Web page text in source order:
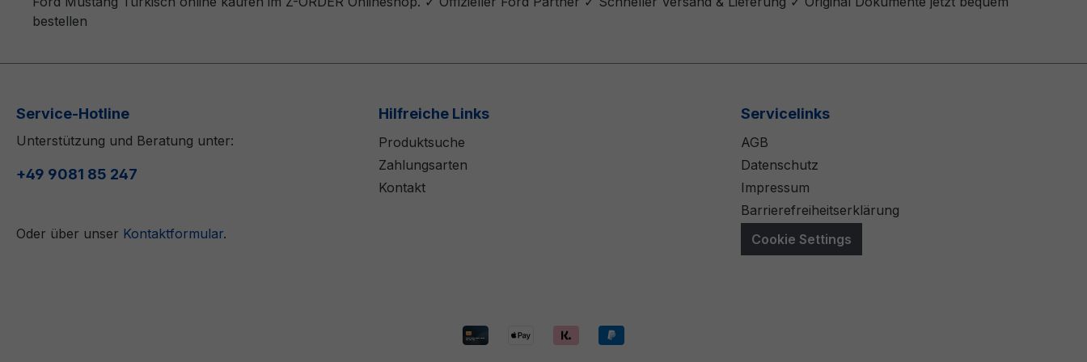
bestellen
Service-Hotline
Unterstützung und Beratung unter:
+49 9081 85 247
Oder über unser Kontaktformular.
Hilfreiche Links
Produktsuche
Zahlungsarten
Kontakt
Servicelinks
AGB
Datenschutz
Impressum
Barrierefreiheitserklärung
Cookie Settings